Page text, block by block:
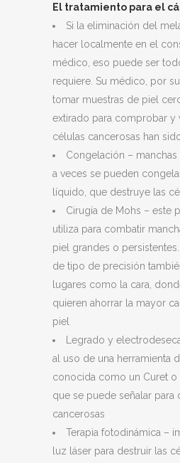
El tratamiento para el
Si la eliminación del
hacer localmente en el
médico, eso puede ser
requiere. Su médico, por
tomar muestras de piel
extirado para comprobar y
células cancerosas han
Congelación –
a veces se pueden
líquido, que destruye las
Cirugía de Mohs – este
utiliza para combatir
piel grandes o
de tipo de precisión
lugares como la cara,
quieren ahorrar la mayor
piel
Legrado y
al uso de una herramienta
conocida como un Curet o
que se puede señalar para
cancerosas
Terapia fotodinámica –
luz láser para destruir las